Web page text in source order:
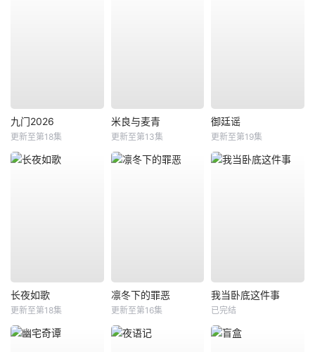
九门2026
更新至第18集
米良与麦青
更新至第13集
御廷谣
更新至第19集
长夜如歌
更新至第18集
凛冬下的罪恶
更新至第16集
我当卧底这件事
已完结